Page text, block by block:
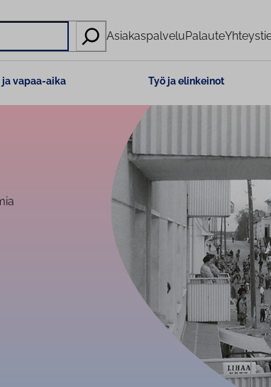
AsiakaspalveluPalaute
vapaa-aika Työ ja elinkeinot